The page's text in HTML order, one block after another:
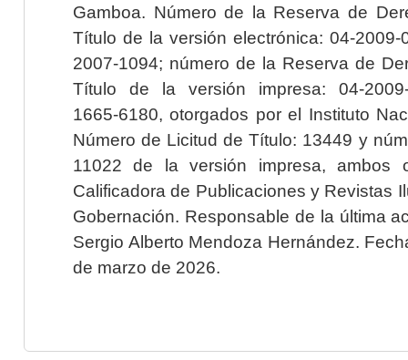
Gamboa. Número de la Reserva de
Título de la versión electrónica: 04-2009-
2007-1094; número de la Reserva de
Título de la versión impresa: 04-2009-
1665-6180, otorgados por el Instituto
Número de Licitud de Título: 13449 y
11022 de la versión impresa, ambos
Calificadora de Publicaciones y Revistas
Gobernación. Responsable de la última
Sergio Alberto Mendoza Hernández.
de marzo de 2026.